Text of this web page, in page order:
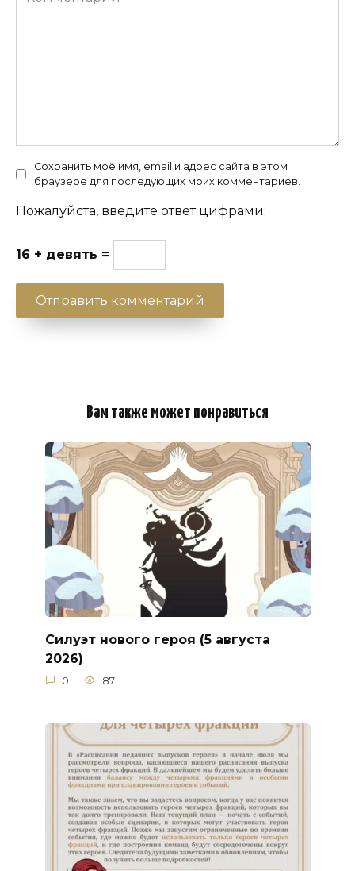
Сохранить моё имя, email и адрес сайта в этом
браузере для последующих моих комментариев.
Пожалуйста, введите ответ цифрами:
16 + девять =
Вам также может понравиться
Силуэт нового героя (5 августа
2026)
0 87